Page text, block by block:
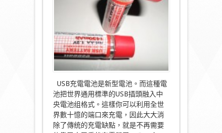
充
電
池!!!〉
中
USB充電電池是新型電池。而這種電
池把世界通用標準的USB插頭融入中
央電池组格式。這樣你可以利用全世
界數十憶的端口來充電，因此大大消
除了傳统的充電缺點，就是不再需要